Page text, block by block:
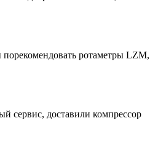
ротаметры LZM,
сервис, доставили компрессор